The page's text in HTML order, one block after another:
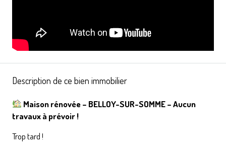
Description de ce bien immobilier
Maison rénovée – BELLOY-SUR-SOMME – Aucun
travaux à prévoir !
Trop tard !